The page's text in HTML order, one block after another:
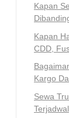
Kapan
Kapan
CDD,
Kargo
Sewa
Terjadwal